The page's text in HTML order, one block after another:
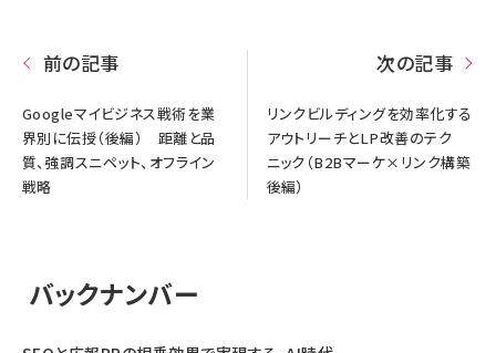
前の記事
Googleマイビジネス戦術を業
界別に伝授（後編） 距離と品
質、強調スニペット、オフライン
戦略
次の記事
リンクビルディングを効率化する
アウトリーチとLP改善のテク
ニック（B2Bマーケ×リンク構築
後編）
バックナンバー